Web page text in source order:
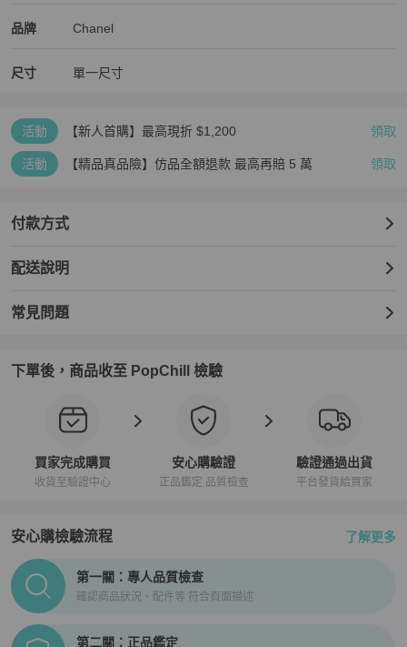
產地
品牌
Chanel 精品女士錢包 / 小皮件
Chanel
Chanel 推薦清單
尺寸 單一尺寸
活動 【新人首購】最高現折 $1,200 領取
活動 【精品真品險】仿品全額退款 最高再賠 5 萬 領取
付款方式
配送說明
常見問題
下單後，商品收至 PopChill 檢驗
買家完成購買
收貨至驗證中心
安心購驗證
正品鑑定 品質檢查
驗證通過出貨
平台發貨給買家
安心購檢驗流程 了解更多
PopChill拍拍圈正品驗證、安心購檢驗流程介紹
第一關：專人品質檢查
確認商品狀況、配件等 符合頁面描述
第二關：正品鑑定